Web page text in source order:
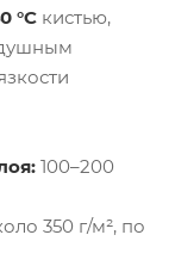
°C кистью,
100–200
350 г/м², по